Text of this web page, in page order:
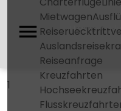
Mietwagen
Reiseanfrage
Kreuzfahrten
Home
1